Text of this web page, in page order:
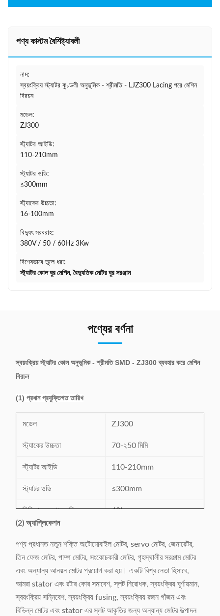
পণ্য কাস্টম বৈশিষ্ট্যাবলী
নাম:
স্বয়ংক্রিয় স্ট্যাটর কুণ্ডলী অনুভূমিক - শ্রীমতি - LJZ300 Lacing পরে মেশিন
বিরচন
মডেল:
ZJ300
স্ট্যাটর আইডি:
110-210mm
স্ট্যাটর ওডি:
≤300mm
স্ট্যাকের উচ্চতা:
16-100mm
বিদ্যুৎ সরবরাহ:
380V / 50 / 60Hz 3Kw
বিশেষভাবে তুলে ধরা:
স্ট্যাটর কোল ঘুর মেশিন, বৈদ্যুতিক মোটর ঘুর সরঞ্জাম
পণ্যের বর্ণনা
স্বয়ংক্রিয় স্ট্যাটর কোল অনুভূমিক - শ্রীমতি SMD - ZJ300 ব্যবহার করে মেশিন
বিরচন
(1) প্রধান প্রযুক্তিগত তারিখ
মডেল ZJ300
স্ট্যাকের উচ্চতা 70-২50 মিমি
স্ট্যাটর আইডি 110-210mm
স্ট্যাটর ওডি ≤300mm
সিলিন্ডারের স্থানচ্যুতি 40L
KW
মেশিন ওজন প্রায় 2300 কিলোগ্রাম
মেশিনের মাত্রা (LxWxH)
L3716x W1258 এক্স
H2110mm
(2) অ্যাপ্লিকেশন
পণ্য প্রধানত নতুন শক্তি অটোমোবাইল মোটর, servo মোটর, জেনারেটর,
তিন ফেজ মোটর, পাম্প মোটর, সংকোচকারী মোটর, গৃহস্থালীর সরঞ্জাম মোটর
এবং অন্যান্য আনয়ন মোটর প্রয়োগ করা হয়। একটি বিশ্ব নেতা হিসাবে,
আমরা stator এবং রটার কোর সমাবেশ, স্লট নিরোধক, স্বয়ংক্রিয় ঘূর্ণায়মান,
স্বয়ংক্রিয় সন্নিবেশ, স্বয়ংক্রিয় fusing, স্বয়ংক্রিয় রজন গাঁজন এবং
বিভিন্ন মোটর এবং stator এর স্লট আকৃতির জন্য অন্যান্য মোটর উত্পাদন